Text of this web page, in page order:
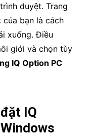
duyệt. Trang
bạn là cách
xuống. Điều
giới và chọn tùy
IQ Option PC
IQ